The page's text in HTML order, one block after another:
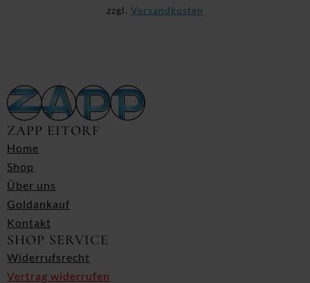
zzgl. Versandkosten
ZAPP EITORF
Home
Shop
Über uns
Goldankauf
Kontakt
SHOP SERVICE
Widerrufsrecht
Vertrag widerrufen